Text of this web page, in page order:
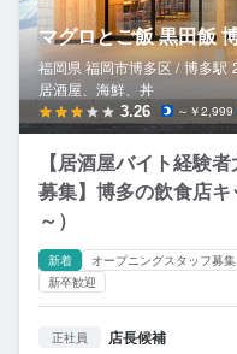
マグロとご飯 黒田飯
福岡県 福岡市博多区 / 博多駅
居酒屋、海鮮、丼
3.26 ～￥2,999
【居酒屋バイト経験
募集】博多の飲食店
～）
新着 オープニングスタッフ募集
新卒歓迎
正社員 店長候補